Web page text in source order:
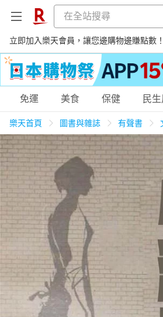
立即加入樂天會員，讓您邊購物邊賺點數！
購物網分類
天天免運 美食蛋糕 養生
居家生活 3C家電 運
化
日本購物 電子/紙本書
免運 美食 保健 民
樂天首頁 圖書與雜誌 有聲書